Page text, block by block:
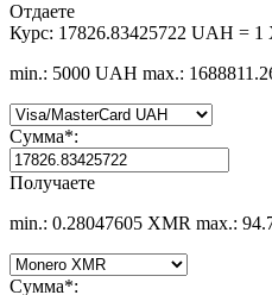
Отдаете
Курс: 17826.83425722 UAH = 1
min.: 5000 UAH max.:
Сумма*:
Получаете
min.: 0.28047605 XMR max.:
Сумма*: